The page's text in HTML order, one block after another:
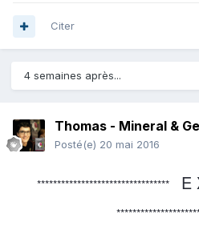
Citer
4 semaines après...
Thomas - Mineral &
Posté(e) 20 mai 2016
********************************* E